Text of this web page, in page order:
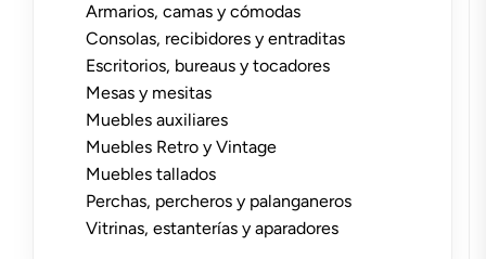
Armarios, camas y cómodas
Consolas, recibidores y entraditas
Escritorios, bureaus y tocadores
Mesas y mesitas
Muebles auxiliares
Muebles Retro y Vintage
Muebles tallados
Perchas, percheros y palanganeros
Vitrinas, estanterías y aparadores